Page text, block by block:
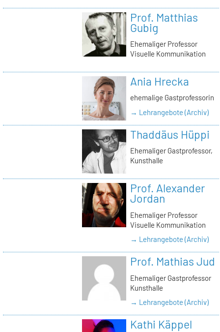
Prof. Matthias
Gubig
Ehemaliger Professor
Visuelle Kommunikation
Ania Hrecka
ehemalige Gastprofessorin
→ Lehrangebote (Archiv)
Thaddäus Hüppi
Ehemaliger Gastprofessor,
Kunsthalle
Prof. Alexander
Jordan
Ehemaliger Professor
Visuelle Kommunikation
→ Lehrangebote (Archiv)
Prof. Mathias Jud
Ehemaliger Gastprofessor
Kunsthalle
→ Lehrangebote (Archiv)
Kathi Käppel